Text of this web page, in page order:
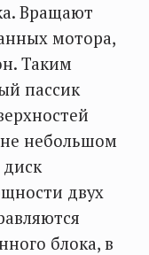
Вращают
мотора,
Таким
пассик
небольшом
двух
блока, в